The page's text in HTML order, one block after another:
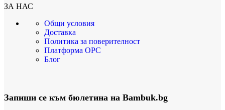
ЗА НАС
Общи условия
Доставка
Политика за поверителност
Платформа ОРС
Блог
Запиши се към бюлетина на Bambuk.bg